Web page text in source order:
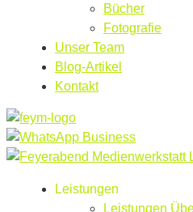
Bücher
Fotografie
Unser Team
Blog-Artikel
Kontakt
Leistungen
Leistungen